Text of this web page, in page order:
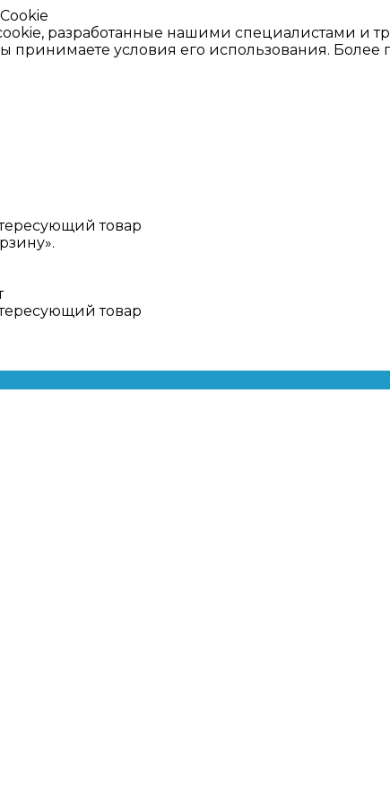
разработанные нашими специалистами и
принимаете условия его использования.
товар
товар